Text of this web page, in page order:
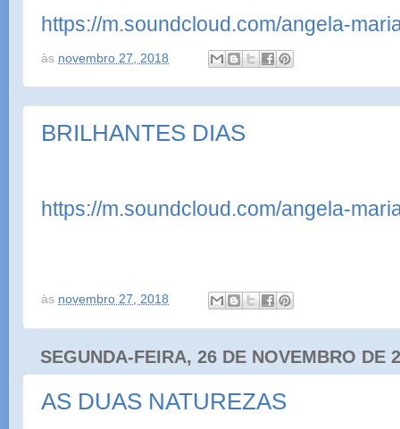
https://m.soundcloud.com/angela-
às novembro 27, 2018
BRILHANTES DIAS
https://m.soundcloud.com/angela-
às novembro 27, 2018
SEGUNDA-FEIRA, 26 DE NOVEMBRO DE
AS DUAS NATUREZAS